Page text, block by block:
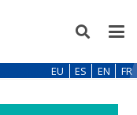
EU ES EN FR